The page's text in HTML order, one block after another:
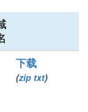
下载
(zip txt)